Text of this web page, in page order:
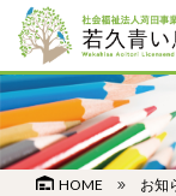
HOME お知